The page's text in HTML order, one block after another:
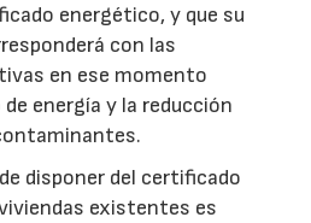
energético, y que su
con las
en ese momento
energía y la reducción
disponer del certificado
existentes es